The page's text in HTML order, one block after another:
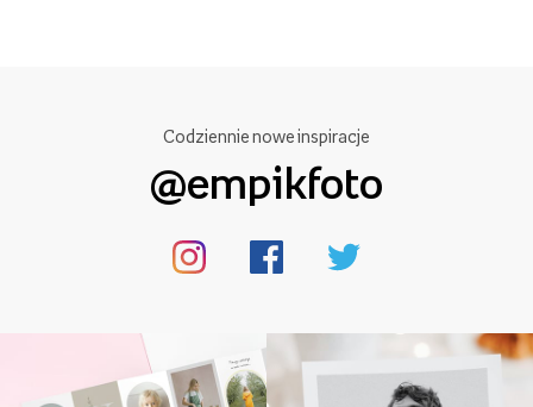
Codziennie nowe inspiracje
@empikfoto